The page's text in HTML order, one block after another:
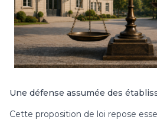
Une défense assumée des
Cette proposition de loi repose